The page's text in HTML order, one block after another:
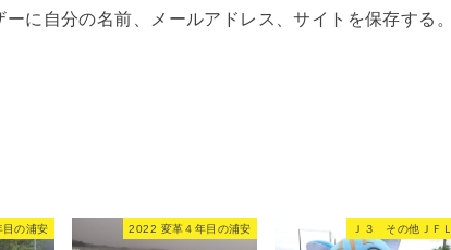
に自分の名前、メールアドレス、サイトを保存する。
の浦安 2022 変革４年目の浦安 Ｊ３ その他ＪＦＬ